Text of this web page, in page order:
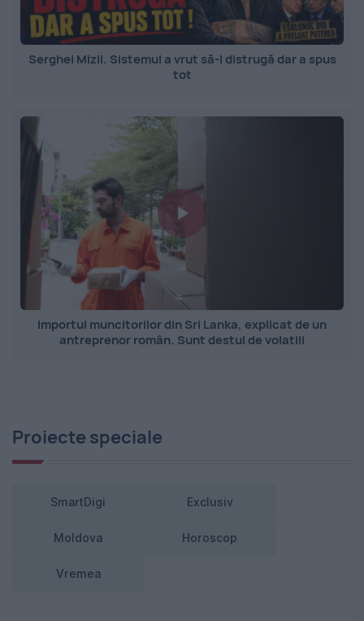
Serghei Mizil. Sistemul a vrut să-l distrugă dar a spus
tot
Importul muncitorilor din Sri Lanka, explicat de un
antreprenor român. Sunt destul de volatili
Proiecte speciale
SmartDigi Exclusiv
Moldova Horoscop
Vremea